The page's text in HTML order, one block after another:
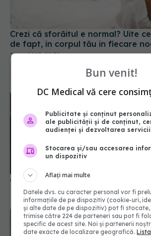
Crezi că sforăitul e normal? Uite
de fapt, în corpul tău în fiecare
21 iun 2025, 22:52
Cum afectează stresul cronic
15 ian 2026, 11:58
Bun venit!
DC Medical vă cere
Publicitate și conținut
ale publicității și de conținut,
audienței și dezvoltarea
Stocarea și/sau accesarea
un dispozitiv
Aflați mai multe
Datele dvs. cu caracter personal vor fi
informațiile de pe dispozitiv (cookie-uri,
și alte date de pe dispozitiv) pot fi stocate,
trimise către 224 de parteneri sau pot fi
specific de acest site. Noi și partenerii
date exacte de localizare geografică.